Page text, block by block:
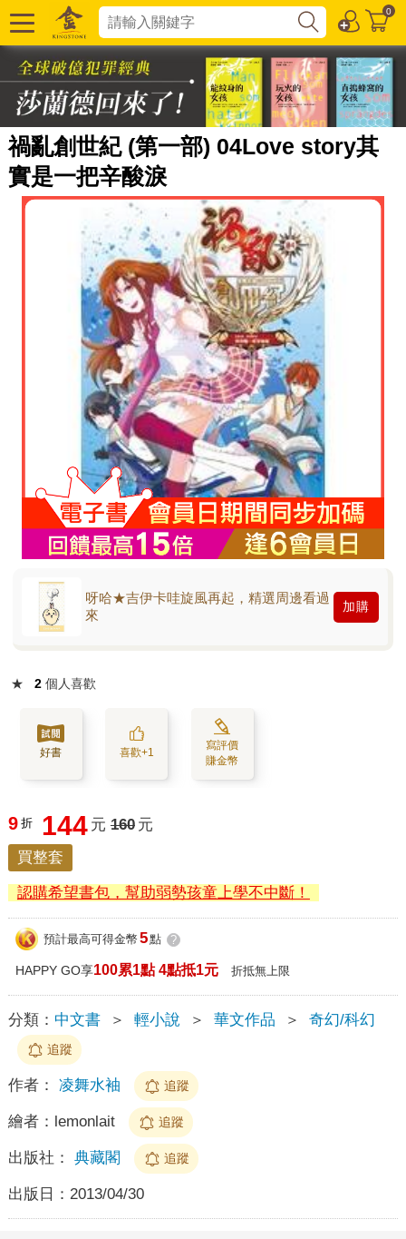
0
禍亂創世紀 (第一部) 04Love story其
實是一把辛酸淚
呀哈★吉伊卡哇旋風再起，精選周邊看過
來
加購
★ 2 個人喜歡
好書 喜歡+1
寫評價
賺金幣
9 折 144 元 160 元
買整套
認購希望書包，幫助弱勢孩童上學不中斷！
預計最高可得金幣 5點 ?
HAPPY GO享100累1點 4點抵1元 折抵無上限
分類： 中文書 ＞ 輕小說 ＞ 華文作品 ＞ 奇幻/科幻
追蹤
作者： 凌舞水袖 追蹤
繪者： lemonlait 追蹤
出版社： 典藏閣 追蹤
出版日： 2013/04/30